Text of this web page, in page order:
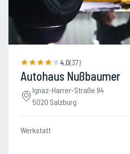
4.0(37)
Autohaus Nußbaumer
Ignaz-Harrer-Straße 94
5020 Salzburg
Werkstatt